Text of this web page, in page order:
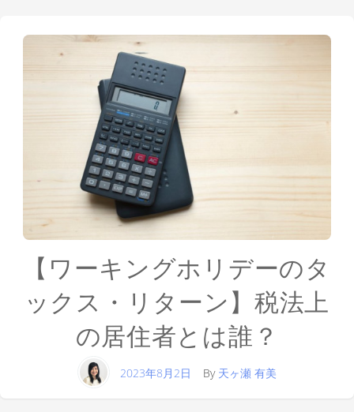
【ワーキングホリデーのタ
ックス・リターン】税法上
の居住者とは誰？
2023年8月2日 By 天ヶ瀬 有美